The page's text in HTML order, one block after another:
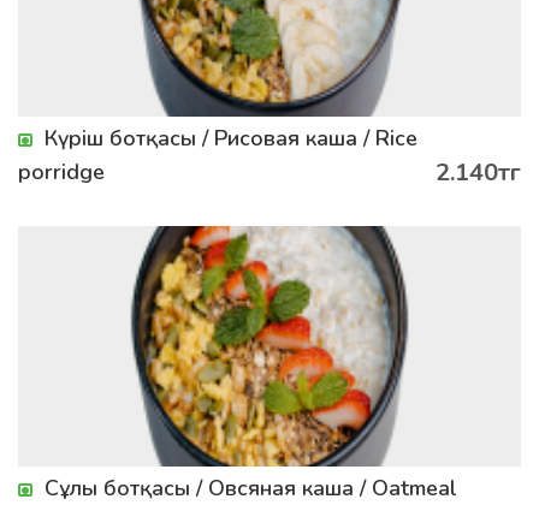
Күріш ботқасы / Рисовая каша / Rice
porridge
2.140тг
Сұлы ботқасы / Овсяная каша / Oatmeal